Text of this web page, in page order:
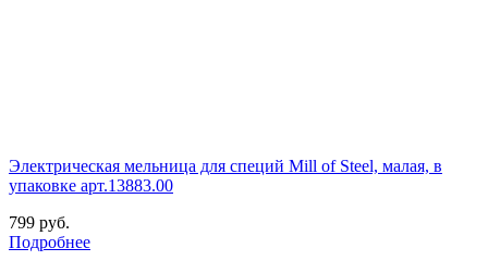
Электрическая мельница для специй Mill of Steel, малая, в
упаковке арт.13883.00
799 руб.
Подробнее